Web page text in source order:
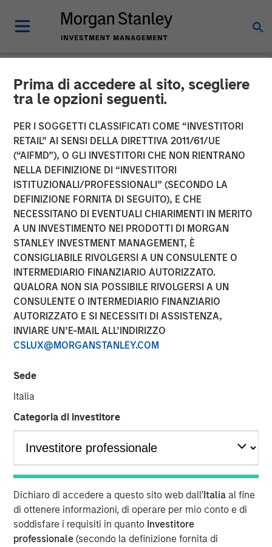
Prima di accedere al sito, scegliere
tra le opzioni seguenti.
PER I SOGGETTI CLASSIFICATI COME “INVESTITORI
RETAIL” AI SENSI DELLA DIRETTIVA 2011/61/UE
(“AIFMD”), O GLI INVESTITORI CHE NON RIENTRANO
NELLA DEFINIZIONE DI “INVESTITORI
ISTITUZIONALI/PROFESSIONALI” (SECONDO LA
DEFINIZIONE FORNITA DI SEGUITO), E CHE
NECESSITANO DI EVENTUALI CHIARIMENTI IN MERITO
A UN INVESTIMENTO NEI PRODOTTI DI MORGAN
STANLEY INVESTMENT MANAGEMENT, È
CONSIGLIABILE RIVOLGERSI A UN CONSULENTE O
INTERMEDIARIO FINANZIARIO AUTORIZZATO.
QUALORA NON SIA POSSIBILE RIVOLGERSI A UN
CONSULENTE O INTERMEDIARIO FINANZIARIO
AUTORIZZATO E SI NECESSITI DI ASSISTENZA,
INVIARE UN’E-MAIL ALL’INDIRIZZO
CSLUX@MORGANSTANLEY.COM
Sede
Italia
Categoria di investitore
Dichiaro di accedere a questo sito web dall’Italia al fine
di ottenere informazioni, di operare per mio conto e di
soddisfare i requisiti in quanto Investitore
professionale(secondo la definizione fornita di
INSIGHTS
Video: Taking It Easy
16 DICEMBRE 2025
Play
phase as global central banks advance through their
easing cycles. Learn where we see opportunity—and
where caution is warranted—as growth moderates and
policy paths continue to diverge.
Our team provides exposure to what we consider the best
ideas in fixed income. Leveraging the expertise of our
specialized teams, we use a team-based, rigorous and
disciplined process that seeks out superior and